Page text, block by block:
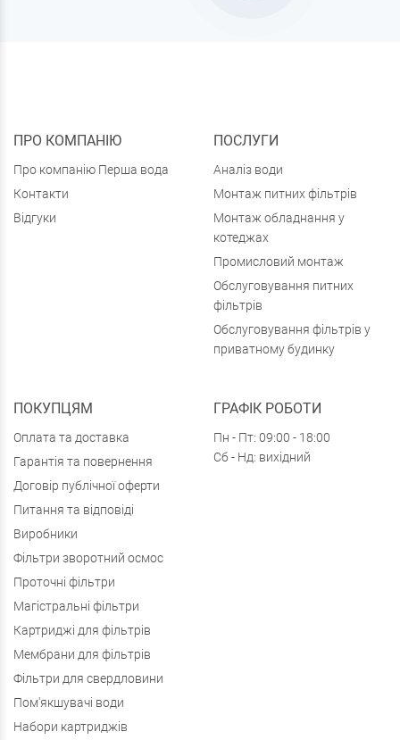
ПРО КОМПАНІЮ
Про компанію Перша вода
Контакти
Відгуки
ПОСЛУГИ
Аналіз води
Монтаж питних фільтрів
Монтаж обладнання у
котеджах
Промисловий монтаж
Обслуговування питних
фільтрів
Обслуговування фільтрів у
приватному будинку
ПОКУПЦЯМ
Оплата та доставка
Гарантія та повернення
Договір публічної оферти
Питання та відповіді
Виробники
Фільтри зворотний осмос
Проточні фільтри
Магістральні фільтри
Картриджі для фільтрів
Мембрани для фільтрів
Фільтри для свердловини
Пом'якшувачі води
Набори картриджів
ГРАФІК РОБОТИ
Пн - Пт: 09:00 - 18:00
Сб - Нд: вихідний